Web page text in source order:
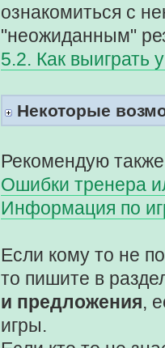
ознакомиться с
"неожиданным"
5.2. Как выиграть
Некоторые
Рекомендую
Ошибки тренера
Информация по
Если кому то не
то пишите в
и предложения,
игры.